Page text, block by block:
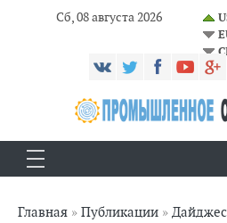
Сб, 08 августа 2026
Главная » Публикации »